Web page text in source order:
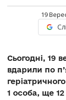
19
Сьогодні, 19
вдарили по
1 особа, ще